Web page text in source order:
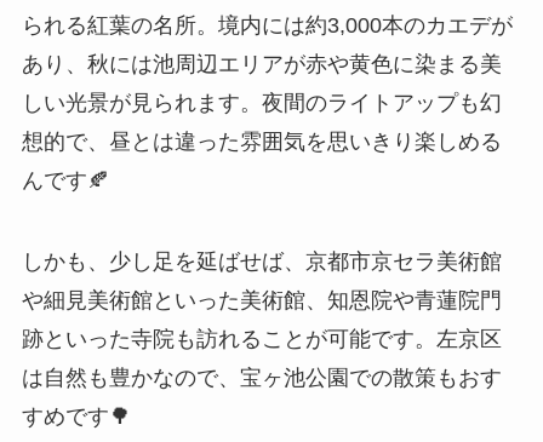
られる紅葉の名所。境内には約3,000本のカエデが
あり、秋には池周辺エリアが赤や黄色に染まる美
しい光景が見られます。夜間のライトアップも幻
想的で、昼とは違った雰囲気を思いきり楽しめる
んです🍂
しかも、少し足を延ばせば、京都市京セラ美術館
や細見美術館といった美術館、知恩院や青蓮院門
跡といった寺院も訪れることが可能です。左京区
は自然も豊かなので、宝ヶ池公園での散策もおす
すめです🌳